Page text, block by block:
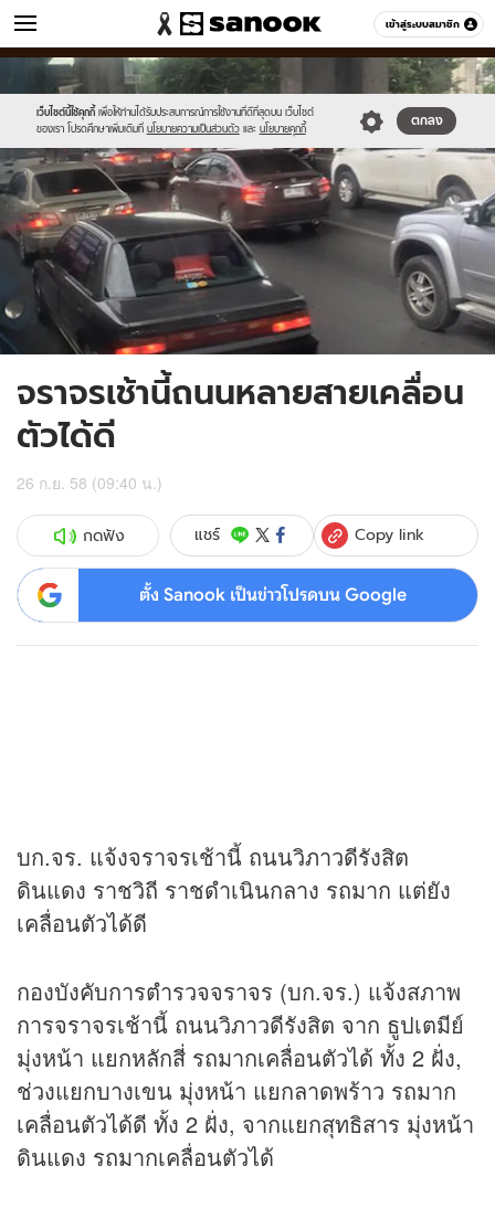
เข้าสู่ระบบสมาชิก
ข่าว หมวดอื่นๆ
เว็บไซต์นี้ใช้คุกกี้ เพื่อให้ท่านได้รับประสบการณ์การใช้งานที่ดีที่สุดบน เว็บไซต์
ของเรา โปรดศึกษาเพิ่มเติมที่ นโยบายความเป็นส่วนตัว และ นโยบายคุกกี้
ตกลง
Sanook
//s.isanook.com/sr/0/images/logo-
new-
sanook.png
600
//s.isanook.com/ns/0/ud/374/1872134/648433-
01.jpg
จราจรเช้านี้ถนนหลายสายเคลื่อน
ตัวได้ดี
26 ก.ย. 58 (09:40 น.)
กดฟัง แชร์ Copy link
ตั้ง Sanook เป็นข่าวโปรดบน Google
บก.จร. แจ้งจราจรเช้านี้ ถนนวิภาวดีรังสิต
ดินแดง ราชวิถี ราชดำเนินกลาง รถมาก แต่ยัง
เคลื่อนตัวได้ดี
กองบังคับการตำรวจจราจร (บก.จร.) แจ้งสภาพ
การจราจรเช้านี้ ถนนวิภาวดีรังสิต จาก ธูปเตมีย์
มุ่งหน้า แยกหลักสี่ รถมากเคลื่อนตัวได้ ทั้ง 2 ฝั่ง,
ช่วงแยกบางเขน มุ่งหน้า แยกลาดพร้าว รถมาก
เคลื่อนตัวได้ดี ทั้ง 2 ฝั่ง, จากแยกสุทธิสาร มุ่งหน้า
ดินแดง รถมากเคลื่อนตัวได้